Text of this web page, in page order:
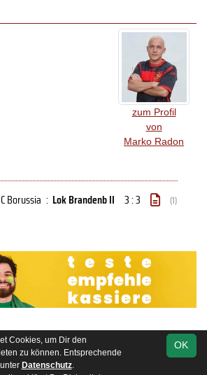
zum Profil
von
Marko Radon
Borussia : Lok Brandenb II 3 : 3 (1)
soccero.de
© 2006 - 2026
OK
Cookies, um Dir den
zu können. Entsprechende
Datenschutz.